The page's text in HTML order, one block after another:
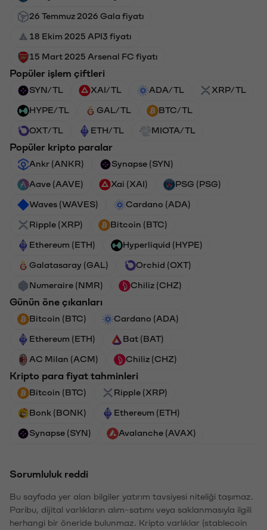
26 Temmuz 2026 Gala fiyatı
18 Ekim 2025 API3 fiyatı
15 Mart 2025 Arsenal FC fiyatı
Popüler işlem çiftleri
SYN/TL XAI/TL ADA/TL XRP/TL
HYPE/TL GAL/TL BTC/TL
OXT/TL ETH/TL MIOTA/TL
Popüler kripto paralar
Ankr (ANKR) Synapse (SYN)
Aave (AAVE) Xai (XAI) PSG (PSG)
Waves (WAVES) Cardano (ADA)
Ripple (XRP) Bitcoin (BTC)
Ethereum (ETH) Hyperliquid (HYPE)
Galatasaray (GAL) Orchid (OXT)
Numeraire (NMR) Chiliz (CHZ)
Günün öne çıkanları
Bitcoin (BTC) Cardano (ADA)
Ethereum (ETH) Bat (BAT)
AC Milan (ACM) Chiliz (CHZ)
Kripto para fiyat tahminleri
Bitcoin (BTC) Ripple (XRP)
Bonk (BONK) Ethereum (ETH)
Synapse (SYN) Avalanche (AVAX)
Sorumluluk reddi
Bu sayfada yer alan bilgiler yatırım tavsiyesi niteliği taşımaz.
Paribu, dijital varlıkların alım-satımı veya saklanmasıyla ilgili
herhangi bir öneride bulunmaz. Kripto varlıklar (stablecoin